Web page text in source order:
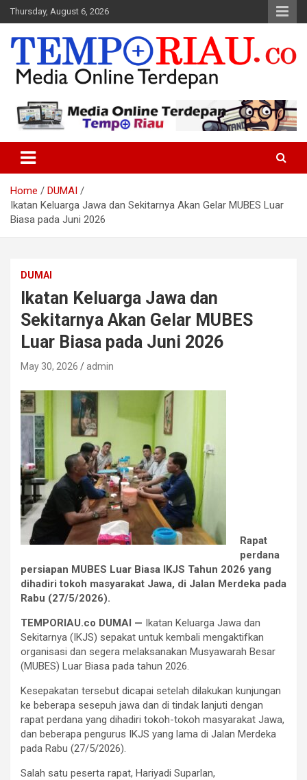
Skip
to
content
Thursday, August 6, 2026
Tempo Riau
Home
DUMAI
Ikatan Keluarga Jawa dan Sekitarnya Akan Gelar MUBES Luar
Biasa pada Juni 2026
DUMAI
Ikatan Keluarga Jawa dan
Sekitarnya Akan Gelar MUBES
Luar Biasa pada Juni 2026
May 30, 2026 admin
Rapat
perdana
persiapan MUBES Luar Biasa IKJS Tahun 2026 yang
dihadiri tokoh masyarakat Jawa, di Jalan Merdeka pada
Rabu (27/5/2026).
TEMPORIAU.co DUMAI — Ikatan Keluarga Jawa dan
Sekitarnya (IKJS) sepakat untuk kembali mengaktifkan
organisasi dan segera melaksanakan Musyawarah Besar
(MUBES) Luar Biasa pada tahun 2026.
Kesepakatan tersebut dicapai setelah dilakukan kunjungan
ke beberapa sesepuh jawa dan di tindak lanjuti dengan
rapat perdana yang dihadiri tokoh-tokoh masyarakat Jawa,
dan beberapa pengurus IKJS yang lama di Jalan Merdeka
pada Rabu (27/5/2026).
Salah satu peserta rapat, Hariyadi Suparlan,